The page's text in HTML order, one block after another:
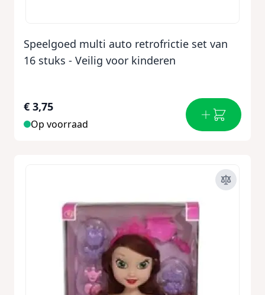
Speelgoed multi auto retrofrictie set van
16 stuks - Veilig voor kinderen
€ 3,75
Op voorraad